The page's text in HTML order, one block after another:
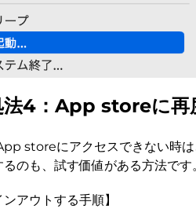
法4：App storeに再
storeにアクセスできない時
るのも、試す価値がある方法です
ンアウトする手順】